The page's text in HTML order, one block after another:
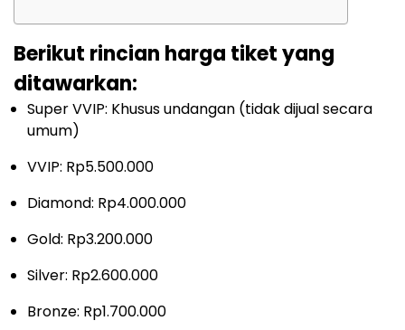
Berikut rincian harga tiket yang
ditawarkan:
Super VVIP: Khusus undangan (tidak dijual secara
umum)
VVIP: Rp5.500.000
Diamond: Rp4.000.000
Gold: Rp3.200.000
Silver: Rp2.600.000
Bronze: Rp1.700.000